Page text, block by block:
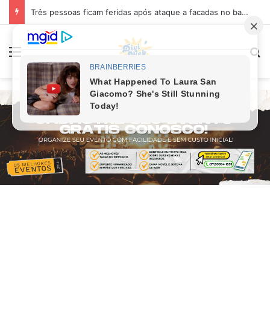
Três pessoas ficam feridas após ataque a facadas no bairro Planalto, em Divinópolis